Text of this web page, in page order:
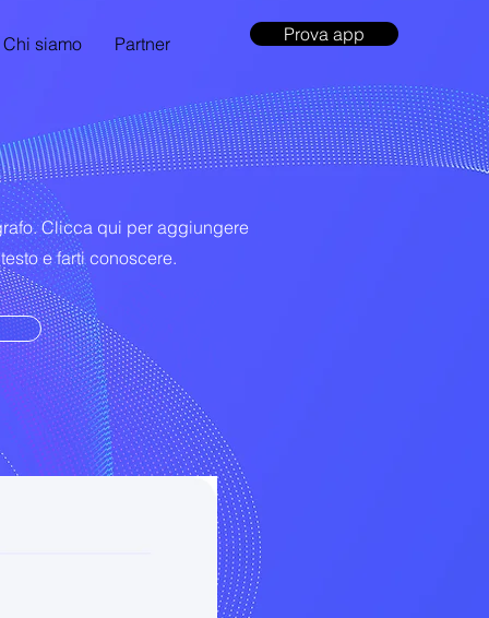
Chi siamo Partner Prova app
Clicca qui per aggiungere
e farti conoscere.